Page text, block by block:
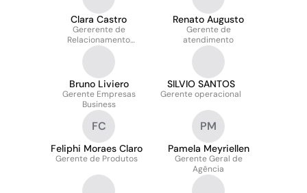
Clara Castro
Gererente de
Relacionamento
Empresas Digital
Renato Augusto
Gerente de
atendimento
Bruno Liviero
Gerente Empresas
Business
SILVIO SANTOS
Gerente operacional
FC
Feliphi Moraes Claro
Gerente de Produtos
PM
Pamela Meyriellen
Gerente Geral de
Agência